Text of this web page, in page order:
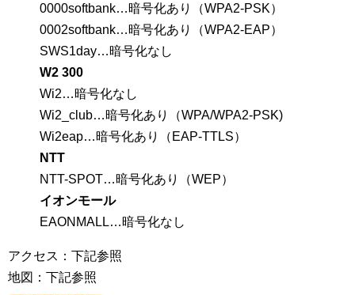
0000softbank…暗号化あり（WPA2-PSK）
0002softbank…暗号化あり（WPA2-EAP）
SWS1day…暗号化なし
W2 300
Wi2…暗号化なし
Wi2_club…暗号化あり（WPA/WPA2-PSK)
Wi2eap…暗号化あり（EAP-TTLS）
NTT
NTT-SPOT…暗号化あり（WEP）
イオンモール
EAONMALL…暗号化なし
アクセス：下記参照
地図：下記参照